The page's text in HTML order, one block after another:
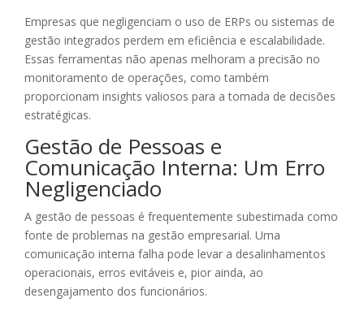
Empresas que negligenciam o uso de ERPs ou sistemas de
gestão integrados perdem em eficiência e escalabilidade.
Essas ferramentas não apenas melhoram a precisão no
monitoramento de operações, como também
proporcionam insights valiosos para a tomada de decisões
estratégicas.
Gestão de Pessoas e
Comunicação Interna: Um Erro
Negligenciado
A gestão de pessoas é frequentemente subestimada como
fonte de problemas na gestão empresarial. Uma
comunicação interna falha pode levar a desalinhamentos
operacionais, erros evitáveis e, pior ainda, ao
desengajamento dos funcionários.